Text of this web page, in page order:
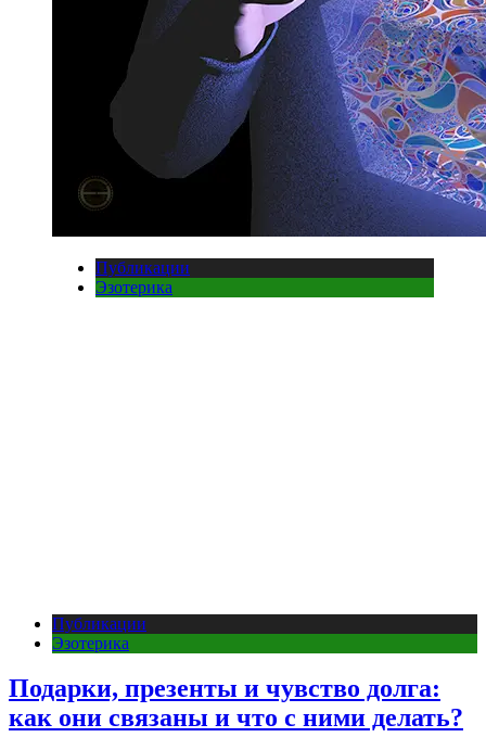
Публикации
Эзотерика
Публикации
Эзотерика
Подарки, презенты и чувство долга:
как они связаны и что с ними делать?